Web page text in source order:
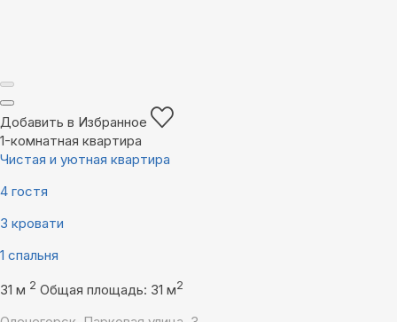
Добавить в Избранное
1-комнатная квартира
Чистая и уютная квартира
4 гостя
3 кровати
1 спальня
31 м 2 Общая площадь: 31 м2